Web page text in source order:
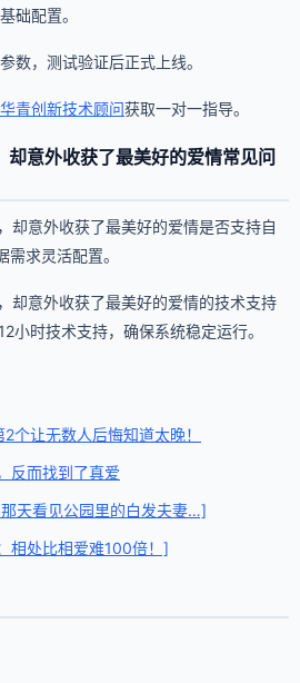
础配置。
数，测试验证后正式上线。
青创新技术顾问获取一对一指导。
意外收获了最美好的爱情常见问
却意外收获了最美好的爱情是否支持自
求灵活配置。
却意外收获了最美好的爱情的技术支持
小时技术支持，确保系统稳定运行。
个让无数人后悔知道太晚！
反而找到了真爱
天看见公园里的白发夫妻…]
相处比相爱难100倍！]